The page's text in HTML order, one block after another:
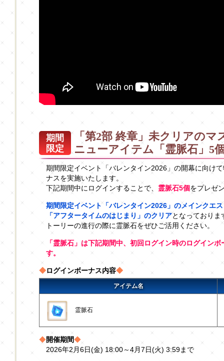
期間
限定
「第2部 終章」未クリアの
ニューアイテム「霊脈石」5
期間限定イベント「バレンタイン2026」の開幕に向け
ナスを実施いたします。
下記期間中にログインすることで、 霊脈石5個をプレゼ
期間限定イベント「バレンタイン2026」のメインクエ
「アフタータイムのはじまり」のクリアとなっておりま
トーリーの進行の際に霊脈石をぜひご活用ください。
「霊脈石」は下記期間中、初回ログイン時のログイン
す。
◆ログインボーナス内容◆
アイテム名
霊脈石
◆開催期間◆
2026年2月6日(金) 18:00～4月7日(火) 3:59まで